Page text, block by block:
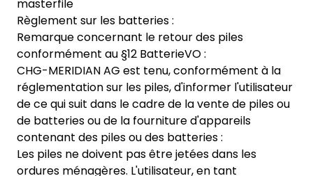
masterfile
Règlement sur les batteries :
Remarque concernant le retour des piles
conformément au §12 BatterieVO :
CHG-MERIDIAN AG est tenu, conformément à la
réglementation sur les piles, d'informer l'utilisateur
de ce qui suit dans le cadre de la vente de piles ou
de batteries ou de la fourniture d'appareils
contenant des piles ou des batteries :
Les piles ne doivent pas être jetées dans les
ordures ménagères. L'utilisateur, en tant